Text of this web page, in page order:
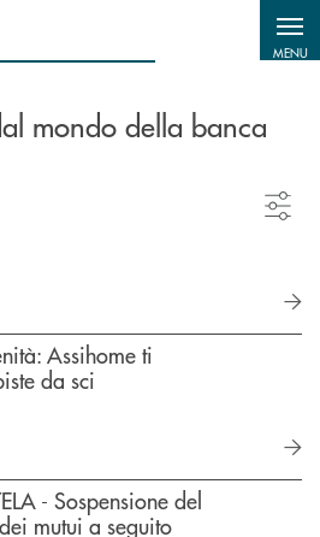
MENU
mondo della banca
Assihome ti
da sci
- Sospensione del
mutui a seguito